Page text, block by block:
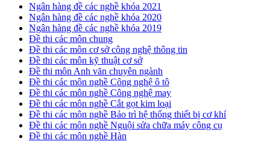
Ngân hàng đề các nghề khóa 2021
Ngân hàng đề các nghề khóa 2020
Ngân hàng đề các nghề khóa 2019
Đề thi các môn chung
Đề thi các môn cơ sở công nghệ thông tin
Đề thi các môn kỹ thuật cơ sở
Đề thi môn Anh văn chuyên ngành
Đề thi các môn nghề Công nghệ ô tô
Đề thi các môn nghề Công nghệ may
Đề thi các môn nghề Cắt gọt kim loại
Đề thi các môn nghề Bảo trì hệ thống thiết bị cơ khí
Đề thi các môn nghề Nguội sửa chữa máy công cụ
Đề thi các môn nghề Hàn